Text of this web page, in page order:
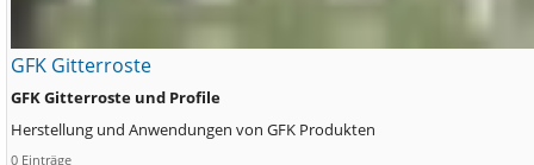
GFK Gitterroste
GFK Gitterroste und Profile
Herstellung und Anwendungen von GFK Produkten
0 Einträge